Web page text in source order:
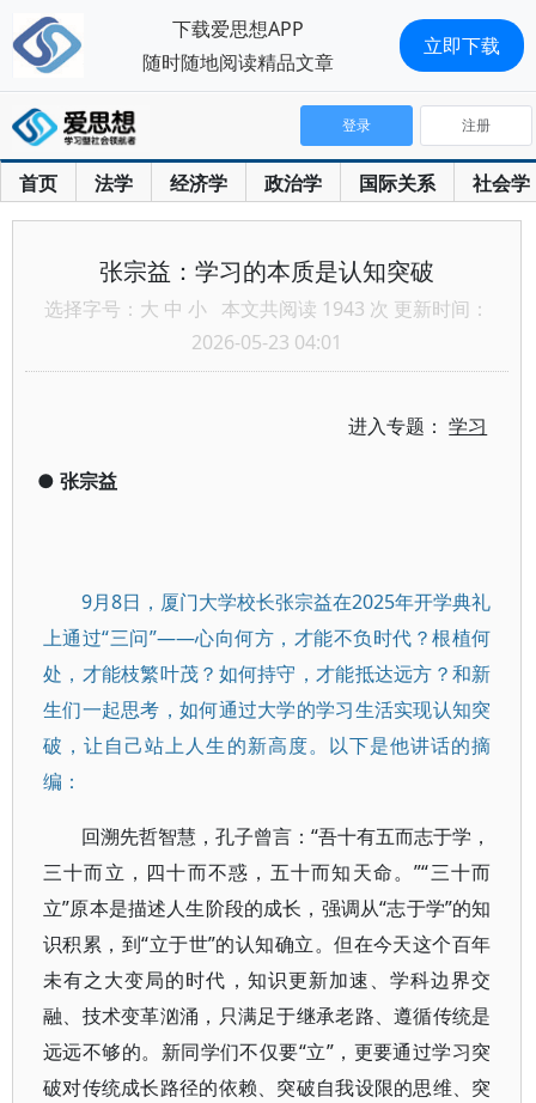
首页 法学 经济学 政治学 国际关系 社会学
登录 注册
张宗益：学习的本质是认知突破
选择字号： 大 中 小 本文共阅读 1943 次 更新时间：
2026-05-23 04:01
进入专题：学习
● 张宗益
9月8日，厦门大学校长张宗益在2025年开学典礼
上通过“三问”——心向何方，才能不负时代？根植何
处，才能枝繁叶茂？如何持守，才能抵达远方？和新
生们一起思考，如何通过大学的学习生活实现认知突
破，让自己站上人生的新高度。以下是他讲话的摘
编：
回溯先哲智慧，孔子曾言：“吾十有五而志于学，
三十而立，四十而不惑，五十而知天命。”“三十而
立”原本是描述人生阶段的成长，强调从“志于学”的知
识积累，到“立于世”的认知确立。但在今天这个百年
未有之大变局的时代，知识更新加速、学科边界交
融、技术变革汹涌，只满足于继承老路、遵循传统是
远远不够的。新同学们不仅要“立”，更要通过学习突
破对传统成长路径的依赖、突破自我设限的思维、突
下载爱思想APP
随时随地阅读精品文章
立即下载